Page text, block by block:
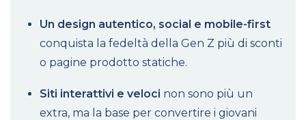
Un design autentico, social e mobile-first
conquista la fedeltà della Gen Z più di sconti
o pagine prodotto statiche.
Siti interattivi e veloci non sono più un
extra, ma la base per convertire i giovani